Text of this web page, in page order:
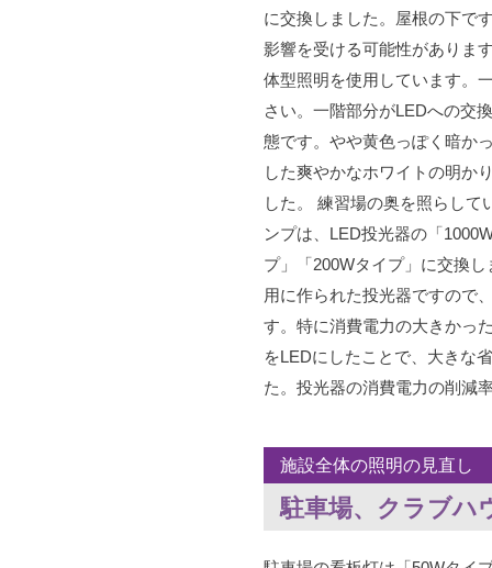
に交換しました。屋根の下で
影響を受ける可能性がありま
体型照明を使用しています。
さい。一階部分がLEDへの交
態です。やや黄色っぽく暗か
した爽やかなホワイトの明か
した。 練習場の奥を照らして
ンプは、LED投光器の「
プ」「200Wタイプ」に交換
用に作られた投光器ですので
す。特に消費電力の大きかっ
をLEDにしたことで、大きな
た。投光器の消費電力の削減
施設全体の照明の見直し
駐車場、クラブハ